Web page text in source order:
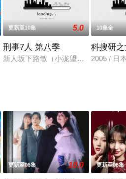
～
里铃，被分配到没有升迁希望的
更新至10集 5.0
刑事7人 第八季
新人坂下路敏（小泷望饰）被分配到
10集全
科搜研
2005 / 日
更新至06集 10.0 更新至06集